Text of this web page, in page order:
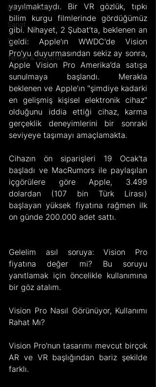
Bilim & Teknoloji
Sanat
Spor
Yemek & Seyahat
yayılmaktaydı. Bir VR gözlük, tıpkı
bilim kurgu filmlerinde gördüğümüz
gibi. Nihayet, 2 Şubat’ta, beklenen an
geldi: Apple'ın WWDC'de Vision
Pro'yu duyurmasından sekiz ay sonra,
Apple Vision Pro Amerika’da satışa
sunulmaya başlandı. Merakla
beklenen ve Apple’ın "şimdiye kadarki
en gelişmiş kişisel elektronik cihaz"
olduğunu iddia ettiği cihaz, karma
gerçeklik deneyimlerini bir sonraki
seviyeye taşımayı amaçlamakta.
Cihazın ön siparişleri 19 Ocak'ta
başladı ve MacRumors ile paylaşılan
içgörülere göre Apple, 3.499
dolardan (107 bin Türk Lirası)
başlayan yüksek fiyatına rağmen ilk
on günde 200.000 adet sattı.
Gelelim asıl soruya: Vision Pro
fiyatına değer mi? Bu soruyu
yanıtlamak için öncelikle kullanımına
bir göz atalım.
Vision Pro Nasıl Görünüyor, Kullanımı
Rahat Mı?
Vision Pro'nun tasarımı mevcut birçok
AR ve VR başlığından bariz şekilde
farklı.